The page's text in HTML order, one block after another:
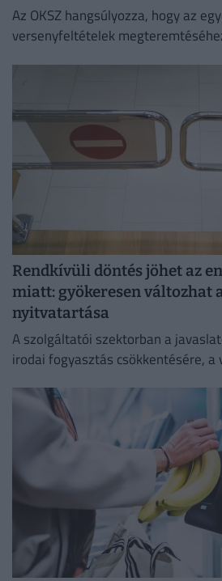
Az OKSZ hangsúlyozza, hogy az
versenyfeltételek
Rendkívüli döntés jöhet az
miatt: gyökeresen változhat
nyitvatartása
A szolgáltatói szektorban a
irodai fogyasztás csökkentésére,